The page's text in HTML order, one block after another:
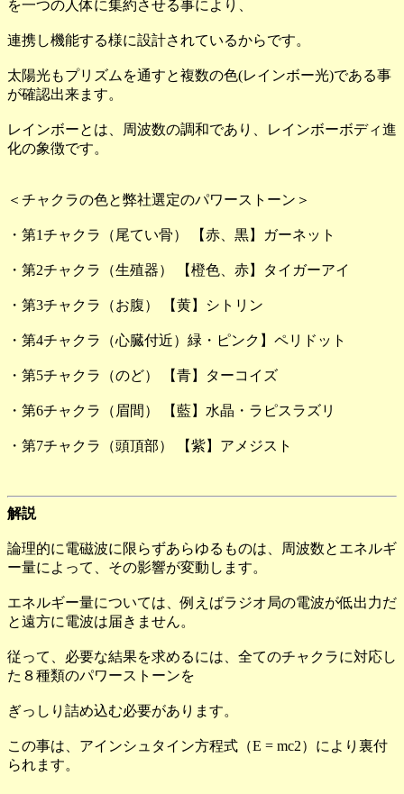
を一つの人体に集約させる事により、
連携し機能する様に設計されているからです。
太陽光もプリズムを通すと複数の色(レインボー光)である事
が確認出来ます。
レインボーとは、周波数の調和であり、レインボーボディ進
化の象徴です。
＜チャクラの色と弊社選定のパワーストーン＞
・第1チャクラ（尾てい骨） 【赤、黒】ガーネット
・第2チャクラ（生殖器） 【橙色、赤】タイガーアイ
・第3チャクラ（お腹） 【黄】シトリン
・第4チャクラ（心臓付近）緑・ピンク】ペリドット
・第5チャクラ（のど） 【青】ターコイズ
・第6チャクラ（眉間） 【藍】水晶・ラピスラズリ
・第7チャクラ（頭頂部） 【紫】アメジスト
解説
論理的に電磁波に限らずあらゆるものは、周波数とエネルギ
ー量によって、その影響が変動します。
エネルギー量については、例えばラジオ局の電波が低出力だ
と遠方に電波は届きません。
従って、必要な結果を求めるには、全てのチャクラに対応し
た８種類のパワーストーンを
ぎっしり詰め込む必要があります。
この事は、アインシュタイン方程式（E = mc2）により裏付
られます。